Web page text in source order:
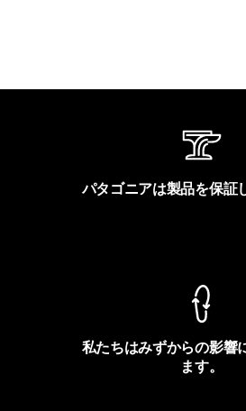
パタゴニアは製品を保証
私たちはみずからの影響
ます。